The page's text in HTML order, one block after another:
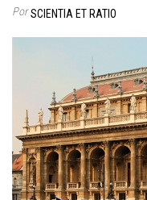
Por SCIENTIA ET RATIO